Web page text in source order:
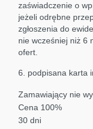
zaświadczenie o
jeżeli odrębne
zgłoszenia do
nie wcześniej niż 6
ofert.
6. podpisana karta
Zamawiający nie
Cena 100%
30 dni